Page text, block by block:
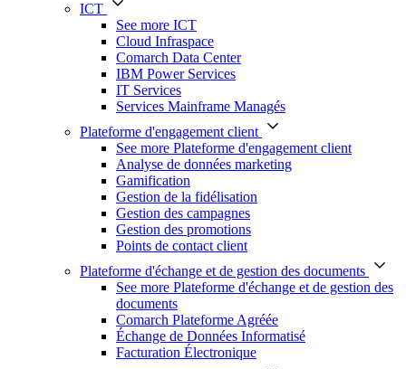
ICT
See more ICT
Cloud Infraspace
Comarch Data Center
IBM Power Services
IT Services
Services Mainframe Managés
Plateforme d'engagement client
See more Plateforme d'engagement client
Analyse de données marketing
Gamification
Gestion de la fidélisation
Gestion des campagnes
Gestion des promotions
Points de contact client
Plateforme d'échange et de gestion des documents
See more Plateforme d'échange et de gestion des
documents
Comarch Plateforme Agréée
Échange de Données Informatisé
Facturation Électronique